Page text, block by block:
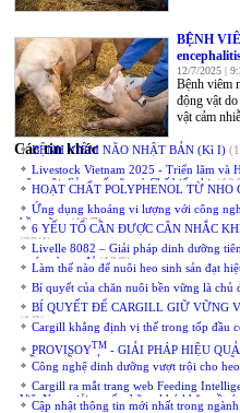
BỆNH
12/7/2025 |
Bệnh viêm
động vật
vật cảm
Các tin khác
BỆNH VIÊM NÃO NHẬT BẢN (Kì I)
Livestock Vietnam 2025 - Triển lãm và
vật nuôi, Sản xuất sữa và Chế biến thịt(12/
HOẠT CHẤT POLYPHENOL TỪ NHO
Ứng dụng khoáng vi lượng với công
bền vững(18/7)
6 YẾU TỐ CẦN ĐƯỢC CÂN NHẮC
(28/4)
Livelle 8082 – Giải pháp dinh dưỡng
trước và sau đẻ (13/9)
Làm thế nào để nuôi heo sinh sản đạt
Bí quyết của chăn nuôi bền vững là chủ
BÍ QUYẾT ĐỂ CARGILL GIỮ VỮNG
(1/3)Cargill khẳng định vị thế trong tốp đầu
PROVISOYTM - GIẢI PHÁP HIỆU
ĐỒNG ĐỀU CỦA HEO CON SAU CAI
RUỘT(26/8)
Công nghệ dinh dưỡng vượt trội cho
Cargill ra mắt trang web Feeding
Việt Nam giải quyết những khó khăn về
Cập nhật thông tin mới nhất trong